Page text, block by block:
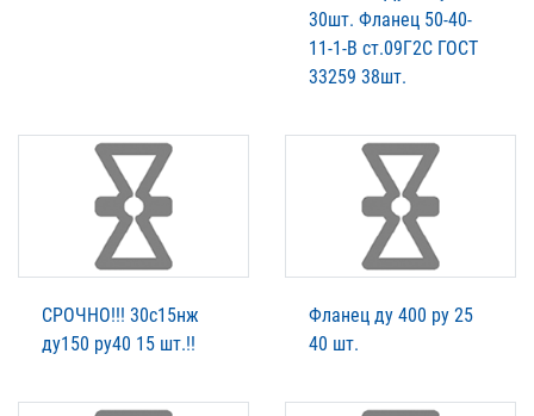
30шт. Фланец 50-40-
11-1-B ст.09Г2С ГОСТ
33259 38шт.
СРОЧНО!!! 30с15нж
ду150 ру40 15 шт.!!
Фланец ду 400 ру 25
40 шт.